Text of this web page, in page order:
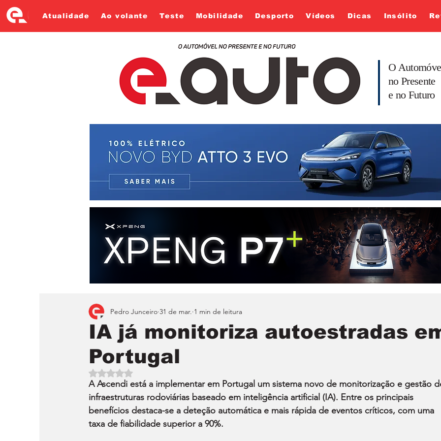
Atualidade Ao volante Teste Mobilidade Desporto Vídeos Dicas Insólito
O
no Presente
e no Futuro
IA já monitoriza autoestradas
Portugal
Pedro Junceiro 31 de mar. 1 min de leitura
Avaliado com NaN de 5 estrelas.
A Ascendi está a implementar em Portugal um sistema novo de monitorização e gestão
infraestruturas rodoviárias baseado em inteligência artificial (IA). Entre os principais
benefícios destaca-se a deteção automática e mais rápida de eventos críticos, com uma
taxa de fiabilidade superior a 90%.